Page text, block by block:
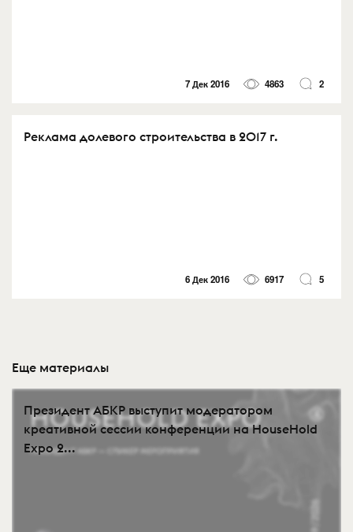
7 Дек 2016 4863 2
Реклама долевого строительства в 2017 г.
6 Дек 2016 6917 5
Еще материалы
Президент АБКР выступит модератором
креативной сессии конференции на HouseHold
Expo 2...